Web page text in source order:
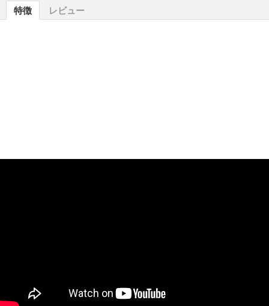
特徴 レビュー